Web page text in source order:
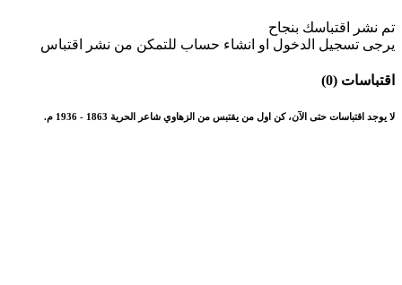
تم نشر اقتباسك بنجاح
يرجى تسجيل الدخول او انشاء حساب للتمكن من نشر اقتباس
اقتباسات (0)
لا يوجد اقتباسات حتى الآن، كن اول من يقتبس من الزهاوي شاعر الحرية 1863 - 1936 م.